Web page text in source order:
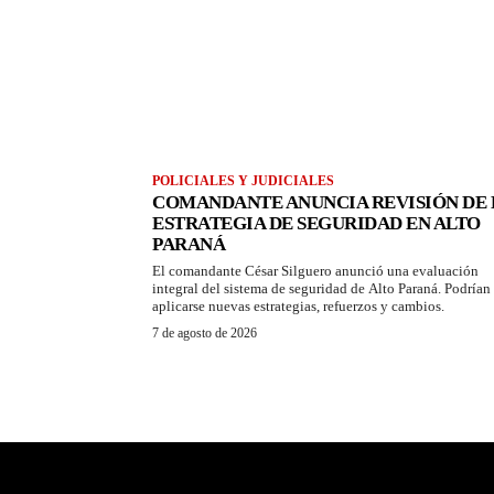
POLICIALES Y JUDICIALES
COMANDANTE ANUNCIA REVISIÓN DE
ESTRATEGIA DE SEGURIDAD EN ALTO
PARANÁ
El comandante César Silguero anunció una evaluación
integral del sistema de seguridad de Alto Paraná. Podrían
aplicarse nuevas estrategias, refuerzos y cambios.
7 de agosto de 2026